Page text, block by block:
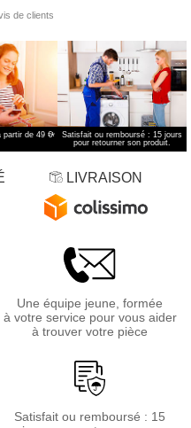
partir de 49 €*
Satisfait ou remboursé : 15 jours
pour retourner son produit.
LIVRAISON
Une équipe jeune, formée
à votre service pour vous aider
à trouver votre pièce
Satisfait ou remboursé : 15